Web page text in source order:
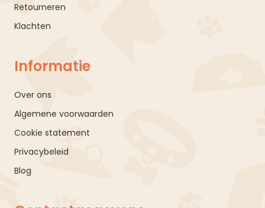
Retourneren
Klachten
Informatie
Over ons
Algemene voorwaarden
Cookie statement
Privacybeleid
Blog